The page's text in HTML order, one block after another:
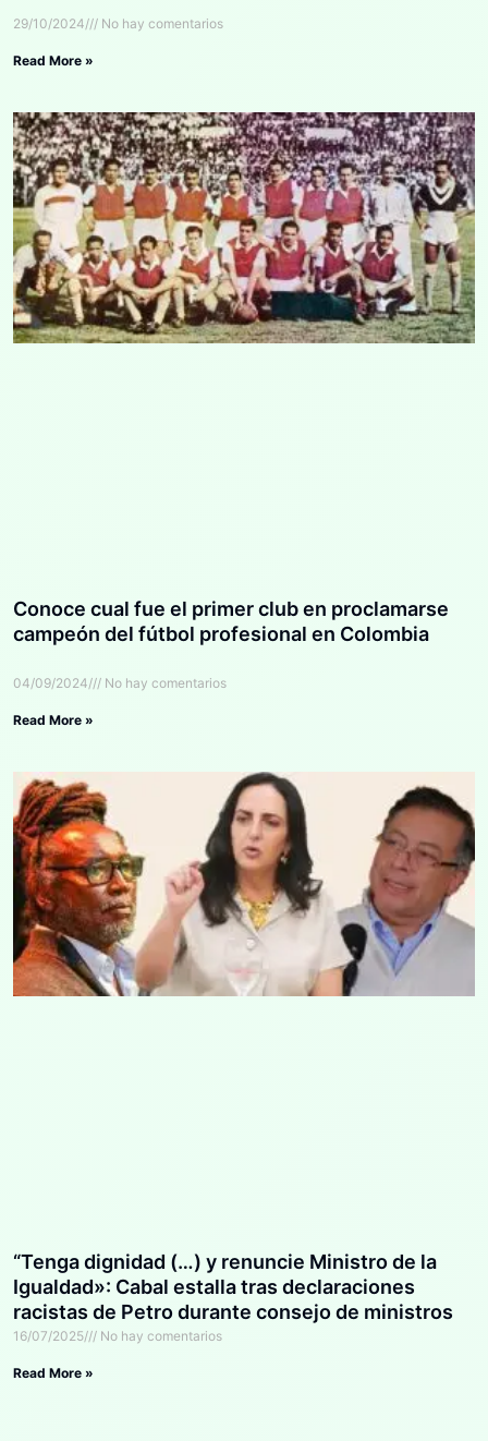
29/10/2024 No hay comentarios
Read More »
Conoce cual fue el primer club en proclamarse
campeón del fútbol profesional en Colombia
04/09/2024 No hay comentarios
Read More »
“Tenga dignidad (…) y renuncie Ministro de la
Igualdad»: Cabal estalla tras declaraciones
racistas de Petro durante consejo de ministros
16/07/2025 No hay comentarios
Read More »